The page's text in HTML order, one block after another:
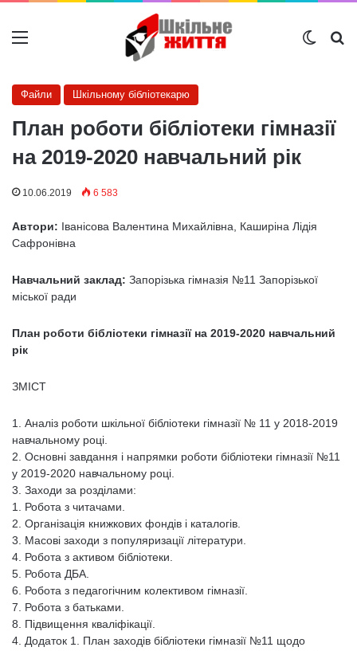
Меню
Файли Шкільному бібліотекарю
План роботи бібліотеки гімназії
на 2019-2020 навчальний рік
10.06.2019 6 583
Автори: Іванісова Валентина Михайлівна, Каширіна Лідія
Сафронівна
Навчальний заклад: Запорізька гімназія №11 Запорізької
міської ради
План роботи бібліотеки гімназії на 2019-2020 навчальний
рік
ЗМІСТ
1. Аналіз роботи шкільної бібліотеки гімназії № 11 у 2018-2019
навчальному році.
2. Основні завдання і напрямки роботи бібліотеки гімназії №11
у 2019-2020 навчальному році.
3. Заходи за розділами:
1. Робота з читачами.
2. Організація книжкових фондів і каталогів.
3. Масові заходи з популяризації літератури.
4. Робота з активом бібліотеки.
5. Робота ДБА.
6. Робота з педагогічним колективом гімназії.
7. Робота з батьками.
8. Підвищення кваліфікації.
4. Додаток 1. План заходів бібліотеки гімназії №11 щодо